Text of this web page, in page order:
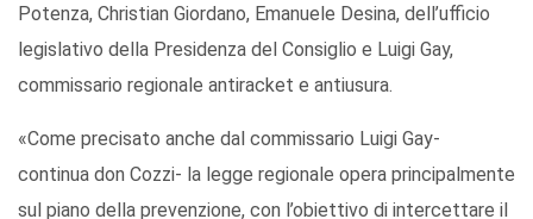
Potenza, Christian Giordano, Emanuele Desina, dell’ufficio
legislativo della Presidenza del Consiglio e Luigi Gay,
commissario regionale antiracket e antiusura.
«Come precisato anche dal commissario Luigi Gay-
continua don Cozzi- la legge regionale opera principalmente
sul piano della prevenzione, con l’obiettivo di intercettare il